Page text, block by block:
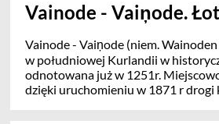
Vainode - Vaiņode.
Vainode - Vaiņode (niem. Wainoden ) to
w południowej Kurlandii w historycznych zapiskach
odnotowana już w 1251r. Miejscowość rozwinęła się
dzięki uruchomieniu w 1871 r drogi